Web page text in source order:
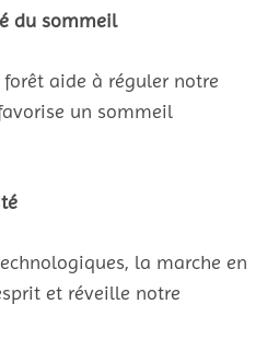
du sommeil
forêt aide à réguler notre
un sommeil
la marche en
et réveille notre